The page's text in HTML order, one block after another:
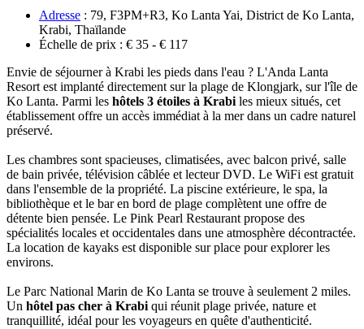
Adresse : 79, F3PM+R3, Ko Lanta Yai, District de Ko Lanta,
Krabi, Thaïlande
Échelle de prix : € 35 - € 117
Envie de séjourner à Krabi les pieds dans l'eau ? L'Anda Lanta
Resort est implanté directement sur la‎ plage de Klongjark, sur l'île de
Ko Lanta. Parmi les hôtels 3 étoiles à Krabi les mieux situés,‎ cet
établissement offre un accès immédiat à la mer dans un cadre naturel
préservé.
Les chambres‎ sont spacieuses, climatisées, avec balcon privé, salle
de bain privée, télévision câblée‎ et lecteur DVD. Le WiFi est gratuit
dans l'ensemble de la propriété. La piscine extérieure,‎ le spa, la
bibliothèque et le bar en bord de plage complètent une offre de
détente bien pensée. Le Pink Pearl Restaurant propose des
spécialités locales et occidentales dans‎ une atmosphère décontractée.
La location de kayaks est disponible sur place pour explorer‎ les
environs.
Le Parc National Marin de Ko Lanta se trouve à seulement 2 miles.
Un hôtel pas cher à Krabi qui réunit plage privée, nature et
tranquillité, idéal pour les voyageurs en quête d'authenticité.